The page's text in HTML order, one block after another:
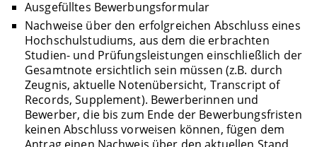
Ausgefülltes Bewerbungsformular
Nachweise über den erfolgreichen Abschluss eines
Hochschulstudiums, aus dem die erbrachten
Studien- und Prüfungsleistungen einschließlich der
Gesamtnote ersichtlich sein müssen (z.B. durch
Zeugnis, aktuelle Notenübersicht, Transcript of
Records, Supplement). Bewerberinnen und
Bewerber, die bis zum Ende der Bewerbungsfristen
keinen Abschluss vorweisen können, fügen dem